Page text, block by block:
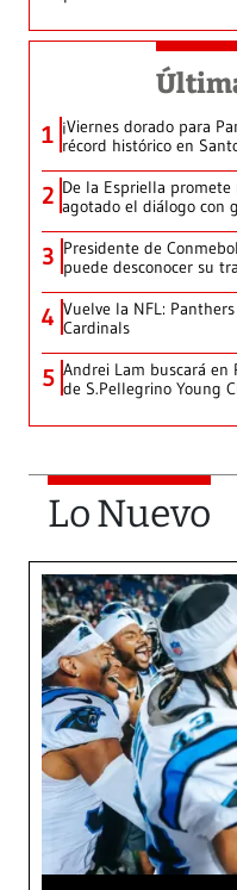
1 ¡Viernes dorado para
récord histórico en
2 De la Espriella
agotado el diálogo con
3 Presidente de
puede desconocer su
4 Vuelve la NFL:
Cardinals
5 Andrei Lam buscará
de S.Pellegrino Young
Lo Nuevo